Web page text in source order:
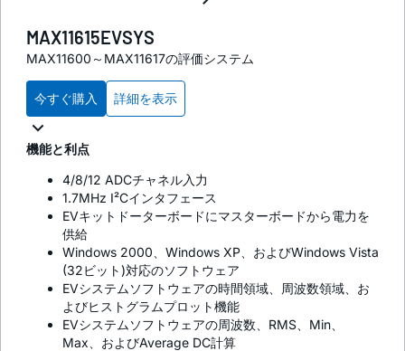
MAX11615EVSYS
MAX11600～MAX11617の評価システム
今すぐ購入 詳細を表示
機能と利点
4/8/12 ADCチャネル入力
1.7MHz I²Cインタフェース
EVキットドーターボードにマスターボードから電力を
供給
Windows 2000、Windows XP、およびWindows Vista
(32ビット)対応のソフトウェア
EVシステムソフトウェアの時間領域、周波数領域、お
よびヒストグラムプロット機能
EVシステムソフトウェアの周波数、RMS、Min、
Max、およびAverage DC計算